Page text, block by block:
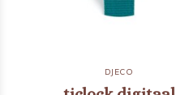
DJECO